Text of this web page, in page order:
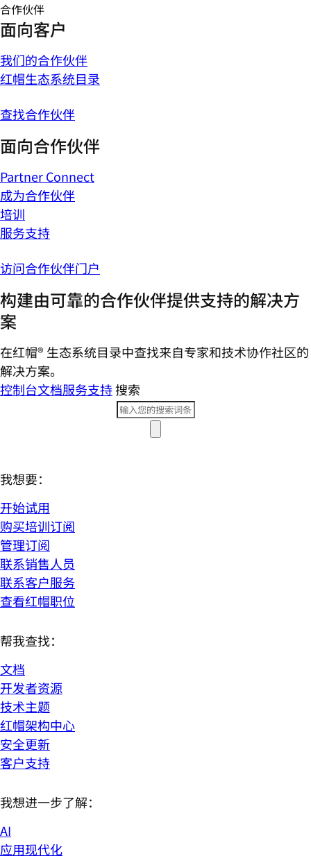
合作伙伴
面向客户
我们的合作伙伴
红帽生态系统目录
查找合作伙伴
面向合作伙伴
Partner Connect
成为合作伙伴
培训
服务支持
访问合作伙伴门户
构建由可靠的合作伙伴提供支持的解决方
案
在红帽® 生态系统目录中查找来自专家和技术协作社区的
解决方案。
控制台文档服务支持搜索
我想要：
开始试用
购买培训订阅
管理订阅
联系销售人员
联系客户服务
查看红帽职位
帮我查找：
文档
开发者资源
技术主题
红帽架构中心
安全更新
客户支持
我想进一步了解：
AI
应用现代化